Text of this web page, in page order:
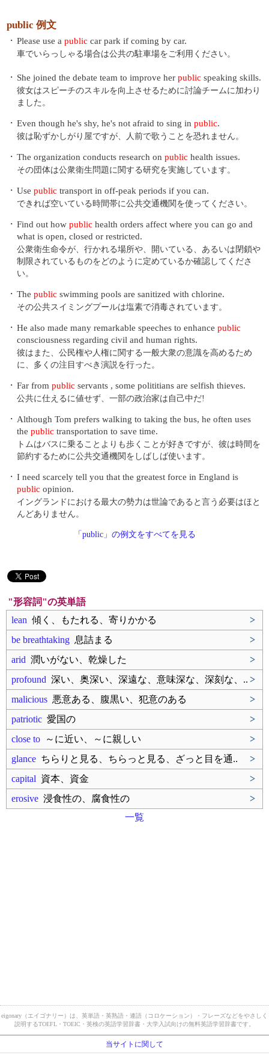
public 例文
・ Please use a public car park if coming by car.
車でいらっしゃる場合は公共の駐車場をご利用ください。
・ She joined the debate team to improve her public speaking skills.
彼女はスピーチのスキルを向上させるために討論チームに加わり
ました。
・ Even though he's shy, he's not afraid to sing in public.
彼は恥ずかしがり屋ですが、人前で歌うことを恐れません。
・ The organization conducts research on public health issues.
その団体は公衆衛生問題に関する研究を実施しています。
・ Use public transport in off-peak periods if you can.
できれば空いている時間帯に公共交通機関を使ってください。
・ Find out how public health orders affect where you can go and
what is open, closed or restricted.
公衆衛生命令が、行かれる場所や、開いている、あるいは閉鎖や
制限されているものをどのように定めているか確認してくださ
い。
・ The public swimming pools are sanitized with chlorine.
その公共スイミングプールは塩素で消毒されています。
・ He also made many remarkable speeches to enhance public
consciousness regarding civil and human rights.
彼はまた、公民権や人権に関する一般大衆の意識を高めるため
に、多くの注目すべき演説を行った。
・ Far from public servants , some polititians are selfish thieves.
公共に仕えるに値せず、一部の政治家は自己中だ!
・ Although Tom prefers walking to taking the bus, he often uses
the public transportation to save time.
トムはバスに乗ることよりも歩くことが好きですが、彼は時間を
節約するために公共交通機関をしばしば使います。
・ I need scarcely tell you that the greatest force in England is
public opinion.
イングランドにおける最大の勢力は世論であると言う必要はほと
んどありません。
「public」の例文をすべてを見る
"形容詞"の英単語
lean 傾く、もたれる、寄りかかる
>
be breathtaking 息詰まる
>
arid 潤いがない、乾燥した
>
profound 深い、奥深い、深遠な、意味深な、深刻な、.. >
malicious 悪意ある、腹黒い、犯意のある
>
patriotic 愛国の
>
close to ～に近い、～に親しい
>
glance ちらりと見る、ちらっと見る、ざっと目を通..
>
capital 資本、資金
>
erosive 浸食性の、腐食性の
>
一覧
eigonary（エイゴナリー）は、英単語・英熟語・連語（コロケーション）・フレーズなどをやさしく
説明するTOEFL・TOEIC・英検の英語学習辞書・大学入試向けの無料英語学習辞書です。
当サイトに関して